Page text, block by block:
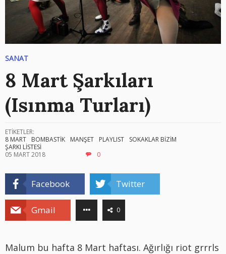
SANAT
8 Mart Şarkıları
(Isınma Turları)
ETİKETLER:
8 MART
BOMBASTİK MANŞET PLAYLIST
SOKAKLAR BİZİM
ŞARKI LİSTESİ
05 MART 2018
0
Facebook Twitter
Gmail 0
Malum bu hafta 8 Mart haftası. Ağırlığı riot grrrls